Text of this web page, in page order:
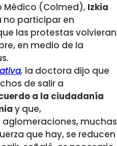
Médico (Colmed), Izkia
no participar en
las protestas volvieran
en medio de la
, la doctora dijo que
de salir a
a la ciudadanía
y que,
muchas
que hay, se reducen